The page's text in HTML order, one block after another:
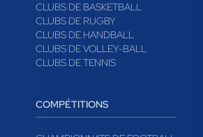
CLUBS DE BASKETBALL
CLUBS DE RUGBY
CLUBS DE HANDBALL
CLUBS DE VOLLEY-BALL
CLUBS DE TENNIS
COMPÉTITIONS